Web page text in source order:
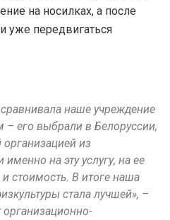
на носилках, а после
уже передвигаться
наше учреждение
его выбрали в Белоруссии,
организацией из
на эту услугу, на ее
и стоимость. В итоге наша
стала лучшей», –
организационно-